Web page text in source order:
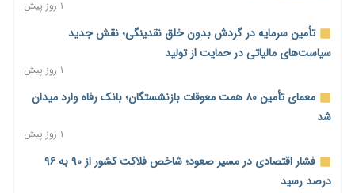
۱ روز پیش
تأمین سرمایه در گردش بدون خلق نقدینگی؛ نقش جدید
سیاست‌های مالیاتی در حمایت از تولید
۱ روز پیش
معمای تأمین ۸۰ همت معوقات بازنشستگان؛ بانک رفاه وارد میدان
شد
۱ روز پیش
فشار اقتصادی در مسیر صعود؛ شاخص فلاکت کشور از ۹۰ به ۹۶
درصد رسید